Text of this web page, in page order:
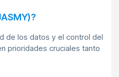
de los datos y el control del
prioridades cruciales tanto